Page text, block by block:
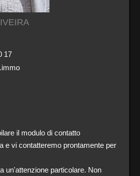
17
il modulo di contatto
e vi contatteremo prontamente per
un'attenzione particolare. Non